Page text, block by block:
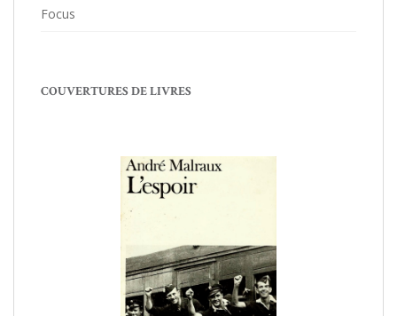
Focus
COUVERTURES DE LIVRES